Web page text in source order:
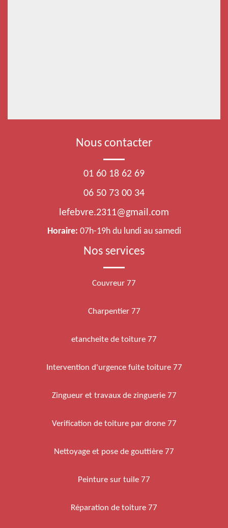
Nous contacter
01 60 18 62 69
06 50 73 00 34
lefebvre.2311@gmail.com
Horaire: 07h-19h du lundi au samedi
Nos services
Couvreur 77
Charpentier 77
etancheite de toiture 77
Intervention d'urgence fuite toiture 77
Zingueur et travaux de zinguerie 77
Verification de toiture par drone 77
Nettoyage et pose de gouttière 77
Peinture sur tuile 77
Réparation de toiture 77